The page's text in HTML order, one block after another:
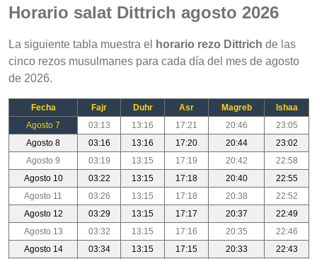
Horario salat Dittrich agosto 2026
La siguiente tabla muestra el horario rezo Dittrich de las
cinco rezos musulmanes para cada día del mes de agosto
de 2026.
Fecha Fajr Duhr Asr Magreb
Ishaa
Agosto 7
03:13 13:16 17:21 20:46
23:05
Agosto 8
03:16 13:16 17:20 20:44
23:02
Agosto 9
03:19 13:15 17:19 20:42
22:58
Agosto 10
03:22 13:15 17:18 20:40
22:55
Agosto 11
03:26 13:15 17:18 20:38
22:52
Agosto 12
03:29 13:15 17:17 20:37
22:49
Agosto 13
03:32 13:15 17:16 20:35
22:46
Agosto 14
03:34 13:15 17:15 20:33
22:43